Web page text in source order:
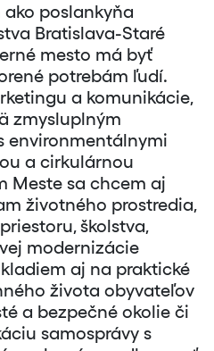
poslankyňa
Bratislava-Staré
mesto má byť
potrebám ľudí.
a komunikácie,
zmysluplným
environmentálnymi
a cirkulárnou
Meste sa chcem aj
životného prostredia,
školstva,
modernizácie
aj na praktické
života obyvateľov
a bezpečné okolie či
samosprávy s